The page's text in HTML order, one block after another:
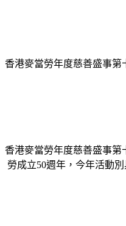
香港麥當勞年度慈善盛事
香港麥當勞年度慈善盛事
勞成立50週年，今年活動